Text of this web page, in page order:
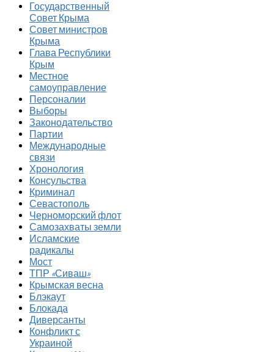
Государственный
Совет Крыма
Совет министров
Крыма
Глава Республики
Крым
Местное
самоуправление
Персоналии
Выборы
Законодательство
Партии
Международные
связи
Хронология
Консульства
Криминал
Севастополь
Черноморский флот
Самозахваты земли
Исламские
радикалы
Мост
ТПР «Сиваш»
Крымская весна
Блэкаут
Блокада
Диверсанты
Конфликт с
Украиной